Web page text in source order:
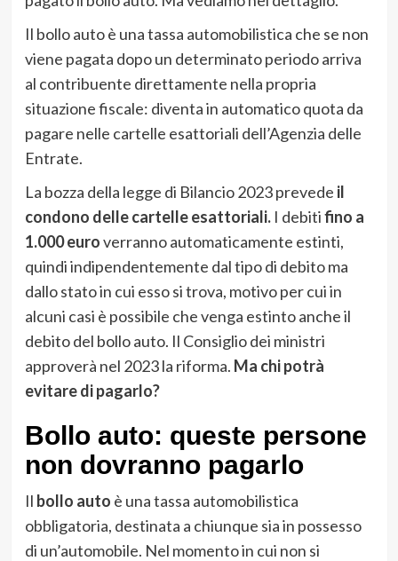
Il bollo auto è una tassa automobilistica che se non
viene pagata dopo un determinato periodo arriva
al contribuente direttamente nella propria
situazione fiscale: diventa in automatico quota da
pagare nelle cartelle esattoriali dell’Agenzia delle
Entrate.
La bozza della legge di Bilancio 2023 prevede il
condono delle cartelle esattoriali.I debitifino a
1.000 euroverranno automaticamente estinti,
quindi indipendentemente dal tipo di debito ma
dallo stato in cui esso si trova, motivo per cui in
alcuni casi è possibile che venga estinto anche il
debito del bollo auto. Il Consiglio dei ministri
approverà nel 2023 la riforma. Ma chi potrà
evitare di pagarlo?
Bollo auto: queste persone
non dovranno pagarlo
Il bollo auto è una tassa automobilistica
obbligatoria, destinata a chiunque sia in possesso
di un’automobile. Nel momento in cui non si